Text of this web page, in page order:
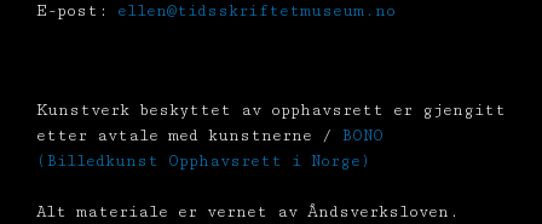
E-post: ellen@tidsskriftetmuseum.no
Kunstverk beskyttet av opphavsrett er gjengitt
etter avtale med kunstnerne / BONO
(Billedkunst Opphavsrett i Norge)
Alt materiale er vernet av Åndsverksloven.